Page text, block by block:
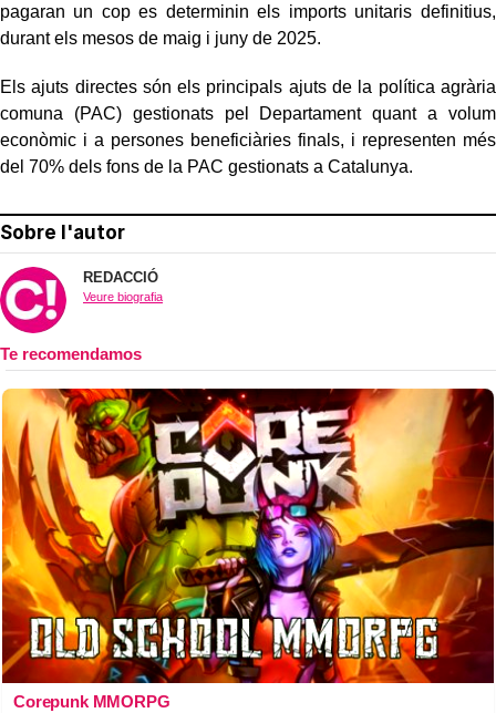
pagaran un cop es determinin els imports unitaris definitius,
durant els mesos de maig i juny de 2025.
Els ajuts directes són els principals ajuts de la política agrària
comuna (PAC) gestionats pel Departament quant a volum
econòmic i a persones beneficiàries finals, i representen més
del 70% dels fons de la PAC gestionats a Catalunya.
Sobre l'autor
REDACCIÓ
Veure biografia
Corepunk MMORPG